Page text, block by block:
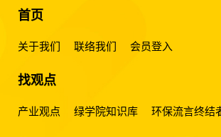
首页
关于我们 联络我们 会员登入
找观点
产业观点 绿学院知识库 环保流言终结